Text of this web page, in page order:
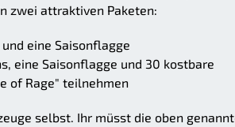
zwei attraktiven Paketen:
eine Saisonflagge
eine Saisonflagge und 30 kostbare
of Rage" teilnehmen
selbst. Ihr müsst die oben